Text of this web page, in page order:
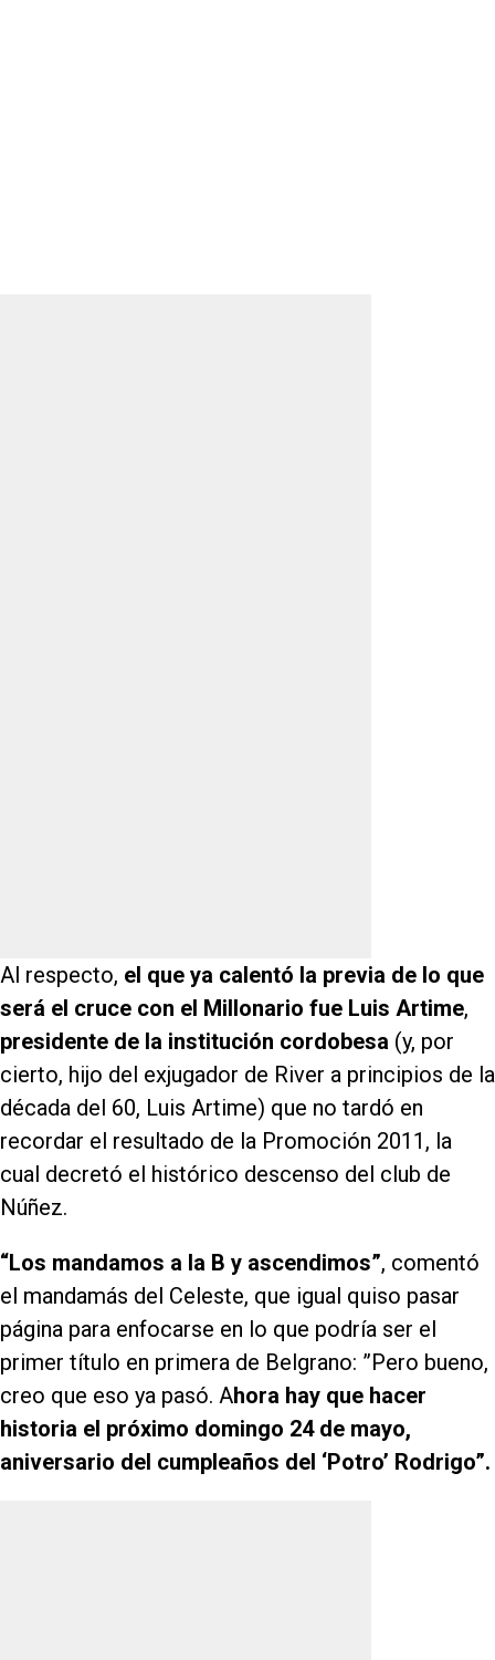
Al respecto, el que ya calentó la previa de lo que
será el cruce con el Millonario fue Luis Artime,
presidente de la institución cordobesa (y, por
cierto, hijo del exjugador de River a principios de la
década del 60, Luis Artime) que no tardó en
recordar el resultado de la Promoción 2011, la
cual decretó el histórico descenso del club de
Núñez.
“Los mandamos a la B y ascendimos”, comentó
el mandamás del Celeste, que igual quiso pasar
página para enfocarse en lo que podría ser el
primer título en primera de Belgrano: ”Pero bueno,
creo que eso ya pasó. Ahora hay que hacer
historia el próximo domingo 24 de mayo,
aniversario del cumpleaños del ‘Potro’ Rodrigo”.